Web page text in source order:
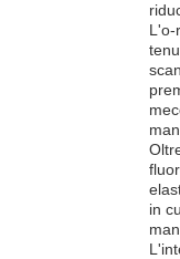
L'o-
in